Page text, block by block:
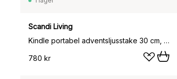
Scandi Living
Kindle portabel adventsljusstake 30 cm, Mörkröd
780 kr